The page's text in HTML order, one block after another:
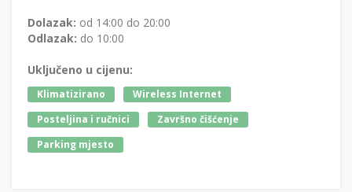
Dolazak: od 14:00 do 20:00
Odlazak: do 10:00
Uključeno u cijenu:
Klimatizirano
Wireless Internet
Posteljina i ručnici
Završno čišćenje
Parking mjesto